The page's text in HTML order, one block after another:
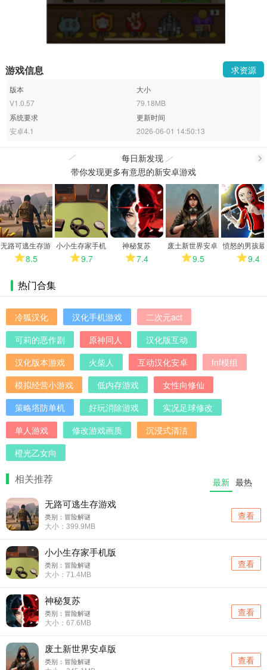
游戏信息 求资源
版本
V1.0.57
大小
79.18MB
系统要求
安卓4.1
更新时间
2026-06-01 14:50:13
每日新发现
更
多
带你发现更多有意思的新安卓游戏
无路可逃生存游
戏8.5
小小生存家手机
版9.7
神秘复苏
7.4
废土新世界安卓
版9.5
愤怒的男孩
版9.4
热门合集
冷狐汉化 汉化手机游戏
二次元act
可莉的恶作剧
原神同人
汉化版互动
汉化版本游戏
火柴人 互动汉化安卓
fnf模组
模拟经营小游戏
低内存游戏
女性向修仙
策略塔防单机
好玩消除游戏
实况足球修改
单人游戏
修改游戏画质
沉浸式清洁
橙光乙女向
相关推荐 最新 最热
无路可逃生存游戏
类别：冒险解谜
大小：399.9MB
查看
小小生存家手机版
类别：冒险解谜
大小：71.4MB
查看
神秘复苏
类别：冒险解谜
大小：67.6MB
查看
废土新世界安卓版
类别：冒险解谜 查看